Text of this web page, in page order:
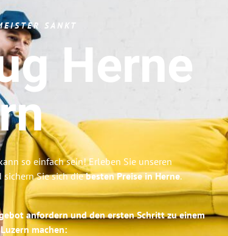
SANKT
Herne
so einfach sein! Erleben Sie unseren
sichern Sie sich diebesten Preise in Herne.
anfordern und den ersten Schritt zu einem
machen: